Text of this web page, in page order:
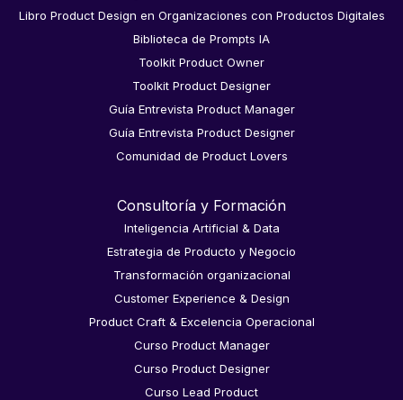
Libro Product Design en Organizaciones con Productos Digitales
Biblioteca de Prompts IA
Toolkit Product Owner
Toolkit Product Designer
Guía Entrevista Product Manager
Guía Entrevista Product Designer
Comunidad de Product Lovers
Consultoría y Formación
Inteligencia Artificial & Data
Estrategia de Producto y Negocio
Transformación organizacional
Customer Experience & Design
Product Craft & Excelencia Operacional
Curso Product Manager
Curso Product Designer
Curso Lead Product